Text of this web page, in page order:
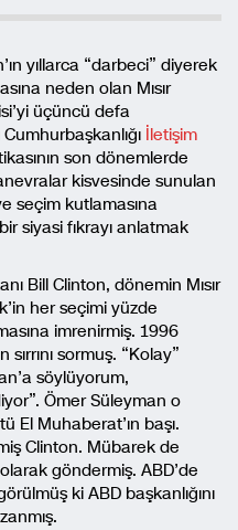
yıllarca “darbeci” diyerek
neden olan Mısır
üçüncü defa
İletişim
son dönemlerde
kisvesinde sunulan
seçim kutlamasına
siyasi fıkrayı anlatmak
Bill Clinton, dönemin Mısır
her seçimi yüzde
imrenirmiş. 1996
sormuş. “Kolay”
söylüyorum,
Ömer Süleyman o
El Muhaberat’ın başı.
Clinton. Mübarek de
göndermiş. ABD’de
ki ABD başkanlığını